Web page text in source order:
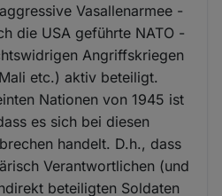
Vasallenarmee -
die USA geführte NATO -
Angriffskriegen
etc.) aktiv beteiligt.
Nationen von 1945 ist
es sich bei diesen
handelt. D.h., dass
Verantwortlichen (und
beteiligten Soldaten